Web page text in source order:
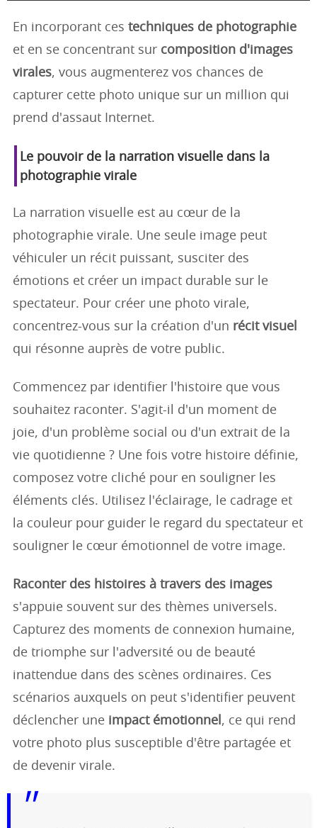
En incorporant ces techniques de photographie
et en se concentrant sur composition d'images
virales, vous augmenterez vos chances de
capturer cette photo unique sur un million qui
prend d'assaut Internet.
Le pouvoir de la narration visuelle dans la
photographie virale
La narration visuelle est au cœur de la
photographie virale. Une seule image peut
véhiculer un récit puissant, susciter des
émotions et créer un impact durable sur le
spectateur. Pour créer une photo virale,
concentrez-vous sur la création d'un récit visuel
qui résonne auprès de votre public.
Commencez par identifier l'histoire que vous
souhaitez raconter. S'agit-il d'un moment de
joie, d'un problème social ou d'un extrait de la
vie quotidienne ? Une fois votre histoire définie,
composez votre cliché pour en souligner les
éléments clés. Utilisez l'éclairage, le cadrage et
la couleur pour guider le regard du spectateur et
souligner le cœur émotionnel de votre image.
Raconter des histoires à travers des images
s'appuie souvent sur des thèmes universels.
Capturez des moments de connexion humaine,
de triomphe sur l'adversité ou de beauté
inattendue dans des scènes ordinaires. Ces
scénarios auxquels on peut s'identifier peuvent
déclencher une impact émotionnel , ce qui rend
votre photo plus susceptible d'être partagée et
de devenir virale.